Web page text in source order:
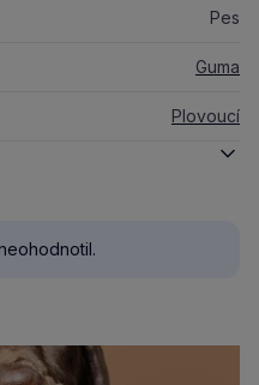
Pes
Guma
Plovoucí